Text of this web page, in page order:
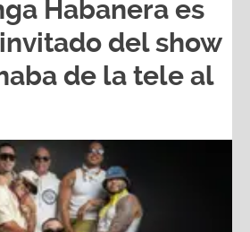
Habanera es
del show
de la tele al